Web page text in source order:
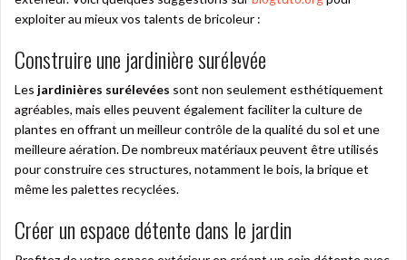
exploiter au mieux vos talents de bricoleur :
Construire une jardinière surélevée
Les jardinières surélevées sont non seulement esthétiquement
agréables, mais elles peuvent également faciliter la culture de
plantes en offrant un meilleur contrôle de la qualité du sol et une
meilleure aération. De nombreux matériaux peuvent être utilisés
pour construire ces structures, notamment le bois, la brique et
même les palettes recyclées.
Créer un espace détente dans le jardin